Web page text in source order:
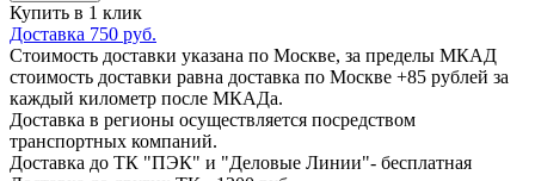
Купить в 1 клик
Доставка 750 руб.
Стоимость доставки указана по Москве, за пределы МКАД
стоимость доставки равна доставка по Москве +85 рублей за
каждый километр после МКАДа.
Доставка в регионы осуществляется посредством
транспортных компаний.
Доставка до ТК "ПЭК" и "Деловые Линии"- бесплатная